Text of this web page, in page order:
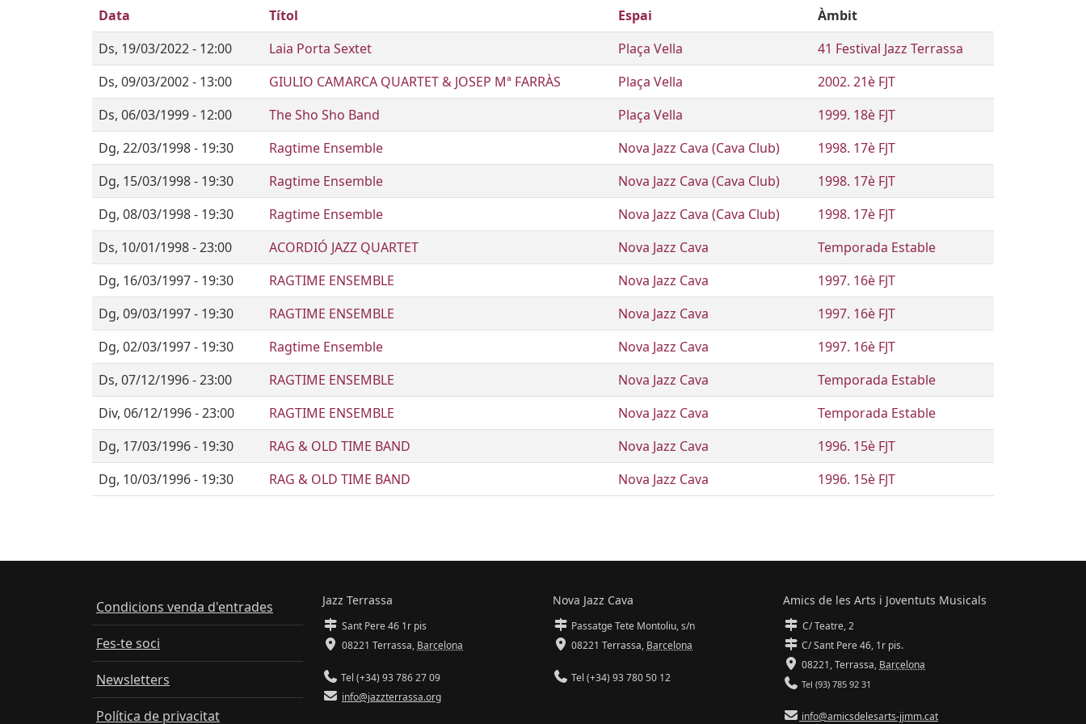
Data Títol Espai
Àmbit
Ds, 19/03/2022 - 12:00
Laia Porta Sextet Plaça Vella
41 Festival Jazz Terrassa
Ds, 09/03/2002 - 13:00
GIULIO CAMARCA QUARTET & JOSEP Mª FARRÀS Plaça Vella
2002. 21è FJT
Ds, 06/03/1999 - 12:00
The Sho Sho Band Plaça Vella
1999. 18è FJT
Dg, 22/03/1998 - 19:30
Ragtime Ensemble Nova Jazz Cava (Cava Club)
1998. 17è FJT
Dg, 15/03/1998 - 19:30
Ragtime Ensemble Nova Jazz Cava (Cava Club)
1998. 17è FJT
Dg, 08/03/1998 - 19:30
Ragtime Ensemble Nova Jazz Cava (Cava Club)
1998. 17è FJT
Ds, 10/01/1998 - 23:00
ACORDIÓ JAZZ QUARTET Nova Jazz Cava
Temporada Estable
Dg, 16/03/1997 - 19:30
RAGTIME ENSEMBLE Nova Jazz Cava
1997. 16è FJT
Dg, 09/03/1997 - 19:30
RAGTIME ENSEMBLE Nova Jazz Cava
1997. 16è FJT
Dg, 02/03/1997 - 19:30
Ragtime Ensemble Nova Jazz Cava
1997. 16è FJT
Ds, 07/12/1996 - 23:00
RAGTIME ENSEMBLE Nova Jazz Cava
Temporada Estable
Div, 06/12/1996 - 23:00
RAGTIME ENSEMBLE Nova Jazz Cava
Temporada Estable
Dg, 17/03/1996 - 19:30
RAG & OLD TIME BAND Nova Jazz Cava
1996. 15è FJT
Dg, 10/03/1996 - 19:30
RAG & OLD TIME BAND Nova Jazz Cava 1996. 15è FJT
Condicions venda d'entrades
Fes-te soci
Newsletters
Política de privacitat
Jazz Terrassa
Sant Pere 46 1r pis
08221 Terrassa, Barcelona
Tel (+34) 93 786 27 09
info@jazzterrassa.org
Nova Jazz Cava
Passatge Tete Montoliu, s/n
08221 Terrassa, Barcelona
Tel (+34) 93 780 50 12
Amics de les Arts i Joventuts Musicals
C/ Teatre, 2
C/ Sant Pere 46, 1r pis.
08221,Terrassa, Barcelona
Tel (93) 785 92 31
info@amicsdelesarts-jjmm.cat